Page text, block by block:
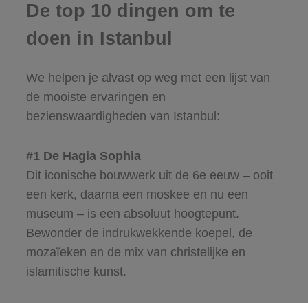
De top 10 dingen om te
doen in Istanbul
We helpen je alvast op weg met een lijst van
de mooiste ervaringen en
bezienswaardigheden van Istanbul:
#1 De Hagia Sophia
Dit iconische bouwwerk uit de 6e eeuw – ooit
een kerk, daarna een moskee en nu een
museum – is een absoluut hoogtepunt.
Bewonder de indrukwekkende koepel, de
mozaïeken en de mix van christelijke en
islamitische kunst.